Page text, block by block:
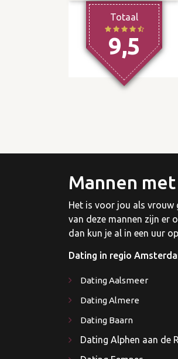
Totaal
9,5
Mannen
Het is voor jou als vrouw
van deze mannen zijn er
dan kun je al in een uur
Dating in regio
Dating Aalsmeer
Dating Almere
Dating Baarn
Dating Alphen aan de